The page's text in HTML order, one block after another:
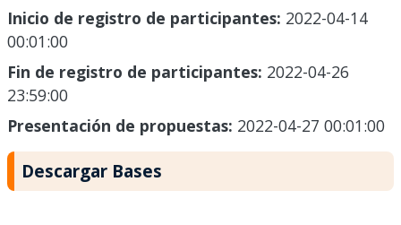
Inicio de registro de participantes: 2022-04-14
00:01:00
Fin de registro de participantes: 2022-04-26
23:59:00
Presentación de propuestas: 2022-04-27 00:01:00
Descargar Bases